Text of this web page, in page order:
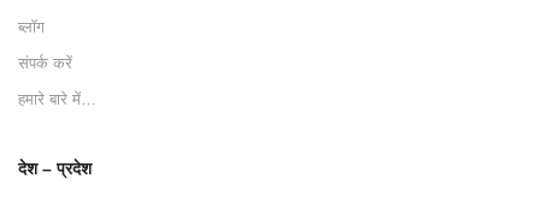
ब्लॉग
संपर्क करें
हमारे बारे में…
देश – प्रदेश